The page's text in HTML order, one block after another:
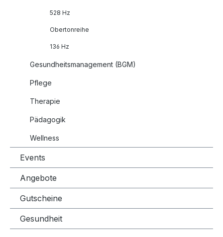
528 Hz
Obertonreihe
136 Hz
Gesundheitsmanagement (BGM)
Pflege
Therapie
Pädagogik
Wellness
Events
Angebote
Gutscheine
Gesundheit